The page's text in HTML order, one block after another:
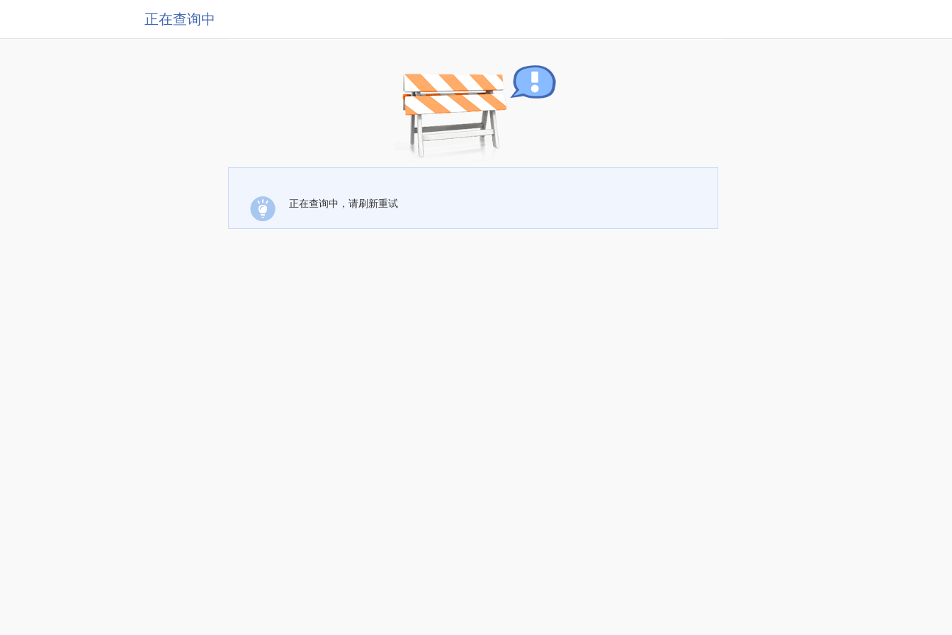
正在查询中
正在查询中，请刷新重试